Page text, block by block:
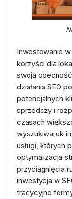
Inwestowanie w
korzyści dla
swoją
działania SEO
potencjalnych
sprzedaży i
czasach
wyszukiwarek
usługi, których
optymalizacja
przyciągnięcia
inwestycja w
tradycyjne